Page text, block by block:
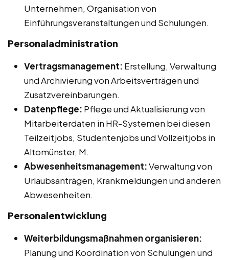
Unternehmen, Organisation von
Einführungsveranstaltungen und Schulungen.
Personaladministration
Vertragsmanagement: Erstellung, Verwaltung
und Archivierung von Arbeitsverträgen und
Zusatzvereinbarungen.
Datenpflege: Pflege und Aktualisierung von
Mitarbeiterdaten in HR-Systemen bei diesen
Teilzeitjobs, Studentenjobs und Vollzeitjobs in
Altomünster, M.
Abwesenheitsmanagement:Verwaltung von
Urlaubsanträgen, Krankmeldungen und anderen
Abwesenheiten.
Personalentwicklung
Weiterbildungsmaßnahmen organisieren:
Planung und Koordination von Schulungen und